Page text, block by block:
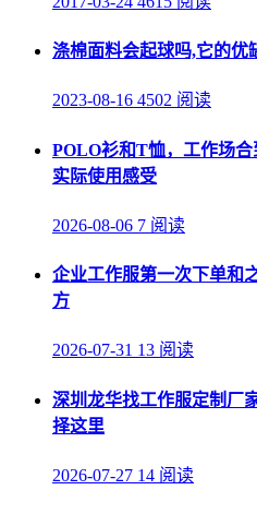
涤棉面料会起球吗,它的优
2023-08-16 4502 阅读
POLO衫和T恤，工作场
实际使用感受
2026-08-06 7 阅读
企业工作服第一次下单和
方
2026-07-31 13 阅读
深圳龙华找工作服定制厂
择这里
2026-07-27 14 阅读